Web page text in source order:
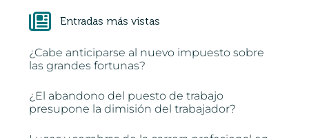
Entradas más vistas
¿Cabe anticiparse al nuevo impuesto sobre
las grandes fortunas?
¿El abandono del puesto de trabajo
presupone la dimisión del trabajador?